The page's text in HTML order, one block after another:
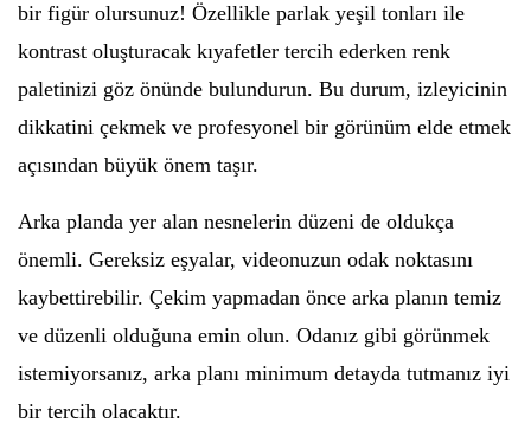
bir figür olursunuz! Özellikle parlak yeşil tonları ile
kontrast oluşturacak kıyafetler tercih ederken renk
paletinizi göz önünde bulundurun. Bu durum, izleyicinin
dikkatini çekmek ve profesyonel bir görünüm elde etmek
açısından büyük önem taşır.
Arka planda yer alan nesnelerin düzeni de oldukça
önemli. Gereksiz eşyalar, videonuzun odak noktasını
kaybettirebilir. Çekim yapmadan önce arka planın temiz
ve düzenli olduğuna emin olun. Odanız gibi görünmek
istemiyorsanız, arka planı minimum detayda tutmanız iyi
bir tercih olacaktır.